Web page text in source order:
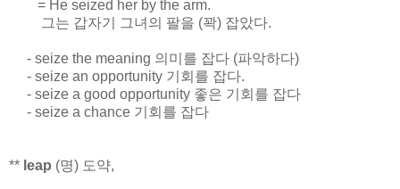
= He seized her by the arm.
그는 갑자기 그녀의 팔을 (꽉) 잡았다.
- seize the meaning 의미를 잡다 (파악하다)
- seize an opportunity 기회를 잡다.
- seize a good opportunity 좋은 기회를 잡다
- seize a chance 기회를 잡다
** leap (명) 도약,